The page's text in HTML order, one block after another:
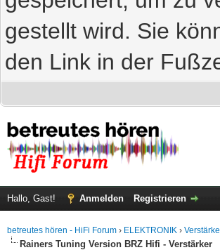
gestellt wird. Sie
den Link in der
Hallo, Gast! Anmelden Registrieren
betreutes hören - HiFi Forum › ELEKTRONIK ›
Rainers Tuning Version BRZ Hifi - Verstärker